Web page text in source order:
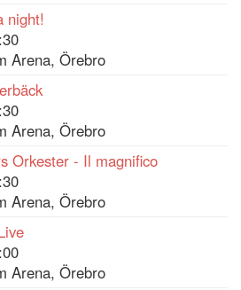
night!
Arena, Örebro
Arena, Örebro
Orkester - Il magnifico
Arena, Örebro
Arena, Örebro